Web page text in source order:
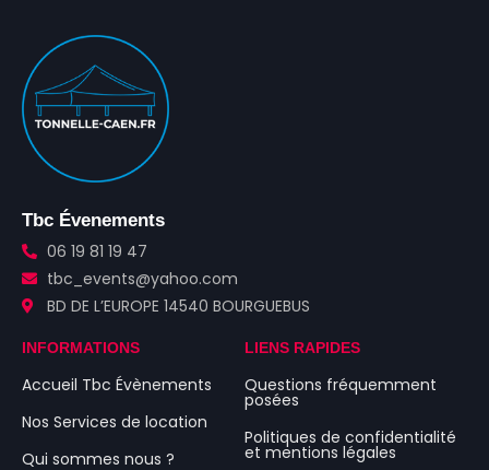
Tbc Évenements
06 19 81 19 47
tbc_events@yahoo.com
BD DE L’EUROPE 14540 BOURGUEBUS
INFORMATIONS
Accueil Tbc Évènements
Nos Services de location
Qui sommes nous ?
LIENS RAPIDES
Questions fréquemment
posées
Politiques de confidentialité
et mentions légales